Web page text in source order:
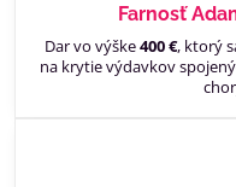
Farnosť
Dar vo výške400 €, ktorý
na krytie výdavkov